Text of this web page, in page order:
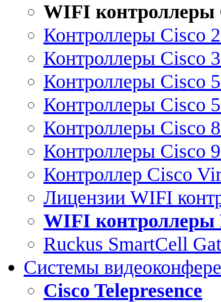
WIFI контроллеры
Контроллеры Cisco
Контроллеры Cisco
Контроллеры Cisco
Контроллеры Cisco
Контроллеры Cisco
Контроллеры Cisco
Контроллер Cisco
Лицензии WIFI
WIFI контроллеры
Ruckus SmartCell
Системы
Cisco Telepresence